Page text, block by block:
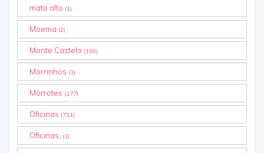
mato alto (1)
Moema (2)
Monte Castelo (198)
Morrinhos (1)
Morrotes (177)
Oficinas (731)
Oficinas, (1)